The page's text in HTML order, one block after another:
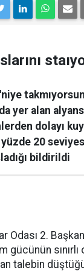
yer alan
dolayı
yüzde 20
bildirildi
Odası 2.
gücünün
talebin